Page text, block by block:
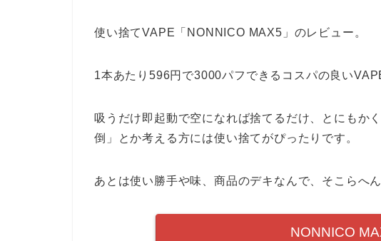
使い捨てVAPE「NONNICO MAX5」のレビュー。
1本あたり596円で3000パフできるコスパの良い
吸うだけ即起動で空になれば捨てるだけ、とにもか
倒」とか考える方には使い捨てがぴったりです。
あとは使い勝手や味、商品のデキなんで、そこらへ
NONNICO